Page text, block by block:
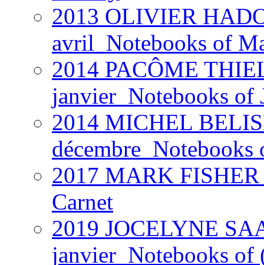
2013 OLIVIER
avril_Notebooks of
2014 PACÔME
janvier_Notebooks of
2014 MICHEL
décembre_Notebooks
2017 MARK FISHER
Carnet
2019 JOCELYNE
janvier_Notebooks of